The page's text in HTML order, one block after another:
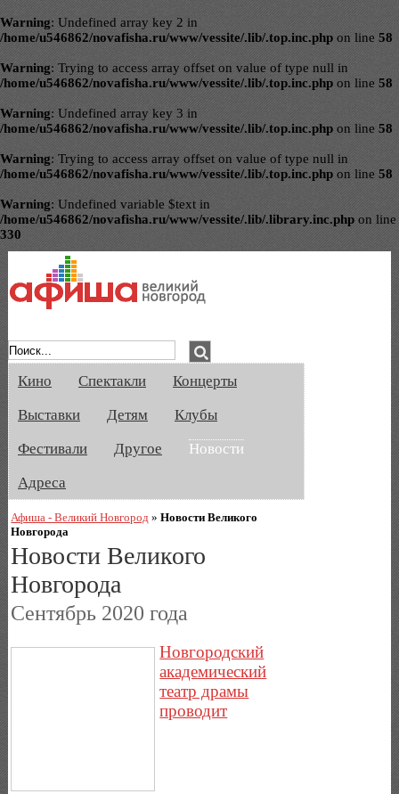
Warning: Undefined array key 2 in
/home/u546862/novafisha.ru/www/vessite/.lib/.top.inc.php on line 58
Warning: Trying to access array offset on value of type null in
/home/u546862/novafisha.ru/www/vessite/.lib/.top.inc.php on line 58
Warning: Undefined array key 3 in
/home/u546862/novafisha.ru/www/vessite/.lib/.top.inc.php on line 58
Warning: Trying to access array offset on value of type null in
/home/u546862/novafisha.ru/www/vessite/.lib/.top.inc.php on line 58
Warning: Undefined variable $text in
/home/u546862/novafisha.ru/www/vessite/.lib/.library.inc.php on line
330
Кино Спектакли
Концерты
Выставки
Детям
Клубы
Фестивали
Другое
Новости
Адреса
Афиша - Великий Новгород »Новости Великого
Новгорода
Новости Великого
Новгорода
Сентябрь 2020 года
Новгородский
академический
театр драмы
проводит